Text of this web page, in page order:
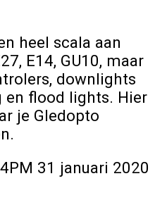
heel scala aan
E14, GU10, maar
downlights
en flood lights. Hier
je Gledopto
31 januari 2020